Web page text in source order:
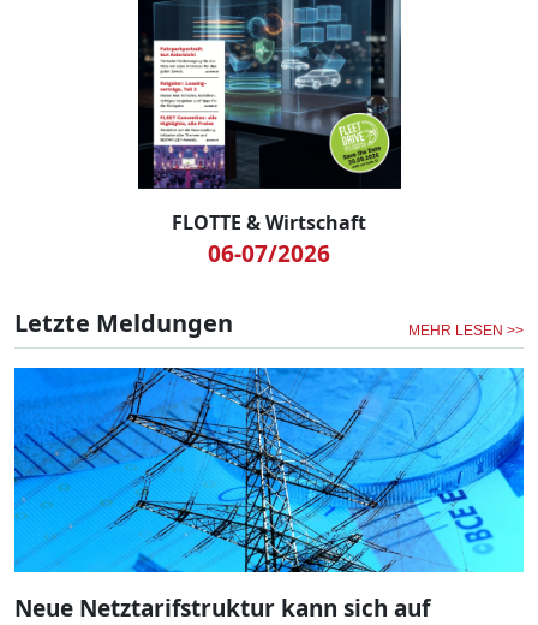
FLOTTE & Wirtschaft
06-07/2026
Letzte Meldungen MEHR LESEN >>
Neue Netztarifstruktur kann sich auf